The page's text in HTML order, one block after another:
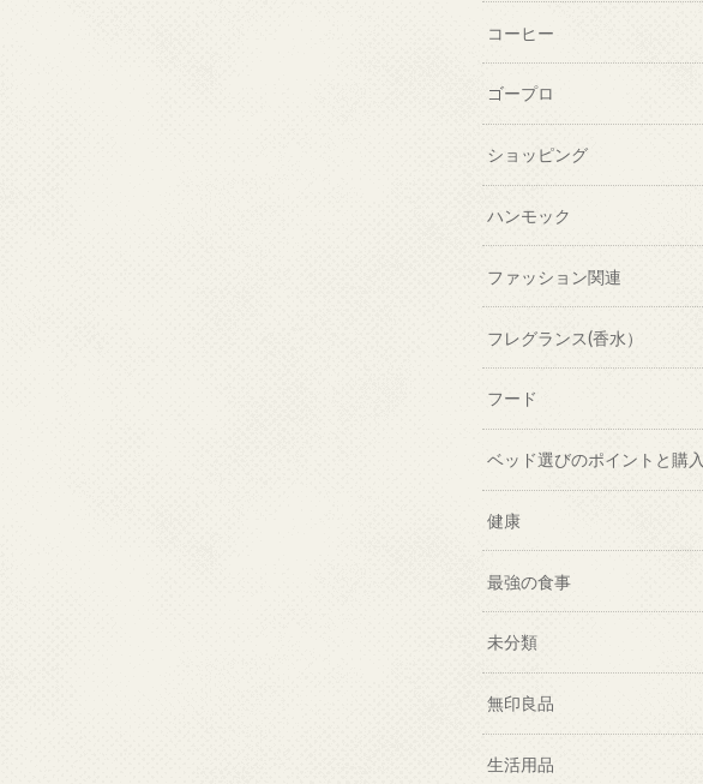
コーヒー
ゴープロ
ショッピング
ハンモック
ファッション関連
フレグランス(香水）
フード
ベッド選びのポイントと購入
健康
最強の食事
未分類
無印良品
生活用品